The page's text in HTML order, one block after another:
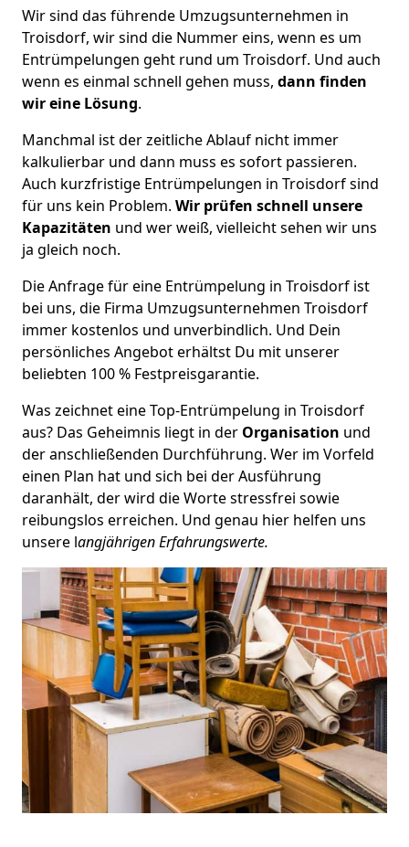
Wir sind das führende Umzugsunternehmen in
Troisdorf, wir sind die Nummer eins, wenn es um
Entrümpelungen geht rund um Troisdorf. Und auch
wenn es einmal schnell gehen muss, dann finden
wir eine Lösung.
Manchmal ist der zeitliche Ablauf nicht immer
kalkulierbar und dann muss es sofort passieren.
Auch kurzfristige Entrümpelungen in Troisdorf sind
für uns kein Problem. Wir prüfen schnell unsere
Kapazitäten und wer weiß, vielleicht sehen wir uns
ja gleich noch.
Die Anfrage für eine Entrümpelung in Troisdorf ist
bei uns, die Firma Umzugsunternehmen Troisdorf
immer kostenlos und unverbindlich. Und Dein
persönliches Angebot erhältst Du mit unserer
beliebten 100 % Festpreisgarantie.
Was zeichnet eine Top-Entrümpelung in Troisdorf
aus? Das Geheimnis liegt in der Organisation und
der anschließenden Durchführung. Wer im Vorfeld
einen Plan hat und sich bei der Ausführung
daranhält, der wird die Worte stressfrei sowie
reibungslos erreichen. Und genau hier helfen uns
unsere langjährigen Erfahrungswerte.